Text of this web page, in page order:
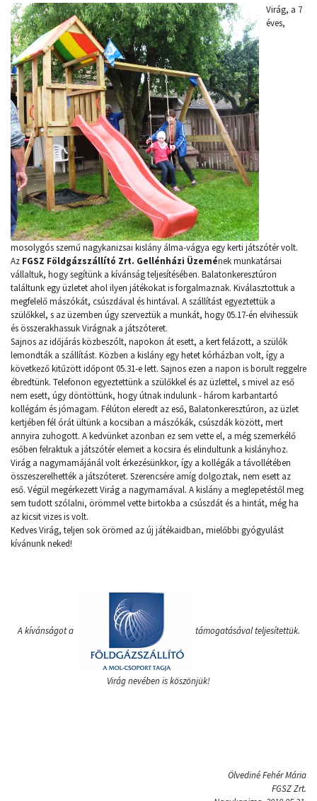
Virág, a 7
éves,
mosolygós szemű nagykanizsai kislány álma-vágya egy kerti játszótér volt.
Az FGSZ Földgázszállító Zrt. Gellénházi Üzemének munkatársai
vállaltuk, hogy segítünk a kívánság teljesítésében. Balatonkeresztúron
találtunk egy üzletet ahol ilyen játékokat is forgalmaznak. Kiválasztottuk a
megfelelő mászókát, csúszdával és hintával. A szállítást egyeztettük a
szülőkkel, s az üzemben úgy szerveztük a munkát, hogy 05.17-én elvihessük
és összerakhassuk Virágnak a játszóteret.
Sajnos az időjárás közbeszólt, napokon át esett, a kert felázott, a szülők
lemondták a szállítást. Közben a kislány egy hetet kórházban volt, így a
következő kitűzött időpont 05.31-e lett. Sajnos ezen a napon is borult reggelre
ébredtünk. Telefonon egyeztettünk a szülőkkel és az üzlettel, s mivel az eső
nem esett, úgy döntöttünk, hogy útnak indulunk - három karbantartó
kollégám és jómagam. Félúton eleredt az eső, Balatonkeresztúron, az üzlet
kertjében fél órát ültünk a kocsiban a mászókák, csúszdák között, mert
annyira zuhogott. A kedvünket azonban ez sem vette el, a még szemerkélő
esőben felraktuk a játszótér elemeit a kocsira és elindultunk a kislányhoz.
Virág a nagymamájánál volt érkezésünkkor, így a kollégák a távollétében
összeszerelhették a játszóteret. Szerencsére amíg dolgoztak, nem esett az
eső. Végül megérkezett Virág a nagymamával. A kislány a meglepetéstől meg
sem tudott szólalni, örömmel vette birtokba a csúszdát és a hintát, még ha
az kicsit vizes is volt.
Kedves Virág, teljen sok örömed az új játékaidban, mielőbbi gyógyulást
kívánunk neked!
A kívánságot a támogatásával teljesítettük.
Virág nevében is köszönjük!
Ölvediné Fehér Mária
FGSZ Zrt.